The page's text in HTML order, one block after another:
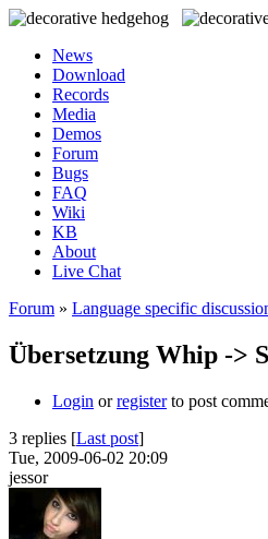
News
Download
Records
Media
Demos
Forum
Bugs
FAQ
Wiki
KB
About
Live Chat
Forum » Language specific
Übersetzung Whip ->
Login orregisterto post
3 replies [Last post]
Tue, 2009-06-02 20:09
jessor